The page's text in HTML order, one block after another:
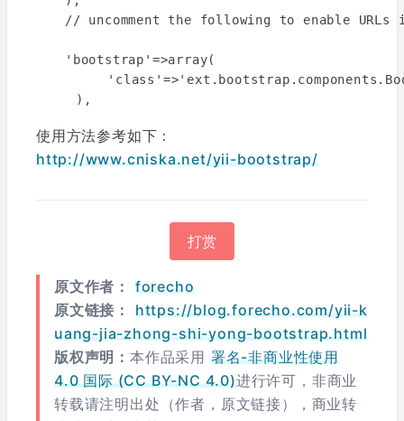
使用方法参考如下：
http://www.cniska.net/yii-bootstrap/
打赏
原文作者：
forecho
原文链接：
https://blog.forecho.com/yii-k
uang-jia-zhong-shi-yong-bootstrap.html
版权声明： 本作品采用 署名-非商业性使用
4.0 国际 (CC BY-NC 4.0)进行许可，非商业
转载请注明出处（作者，原文链接），商业转